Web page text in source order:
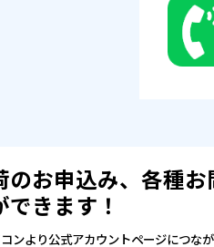
のお申込み、各種お
できます！
ンより公式アカウントページにつな